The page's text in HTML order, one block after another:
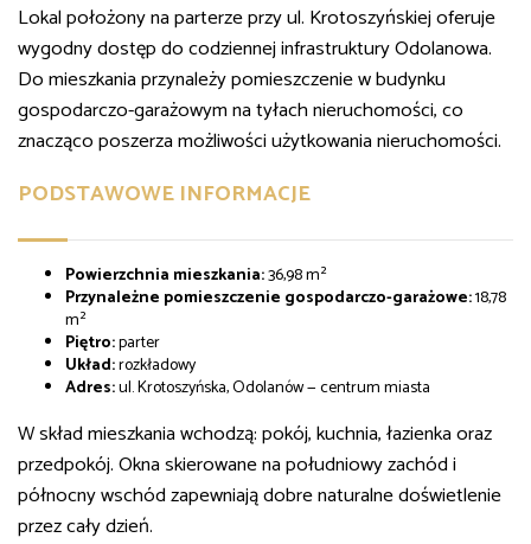
Lokal położony na parterze przy ul. Krotoszyńskiej oferuje
wygodny dostęp do codziennej infrastruktury Odolanowa.
Do mieszkania przynależy pomieszczenie w budynku
gospodarczo-garażowym na tyłach nieruchomości, co
znacząco poszerza możliwości użytkowania nieruchomości.
PODSTAWOWE INFORMACJE
Powierzchnia mieszkania:36,98 m²
Przynależne pomieszczenie gospodarczo-garażowe:18,78
m²
Piętro:parter
Układ:rozkładowy
Adres:ul. Krotoszyńska, Odolanów — centrum miasta
W skład mieszkania wchodzą: pokój, kuchnia, łazienka oraz
przedpokój. Okna skierowane na południowy zachód i
północny wschód zapewniają dobre naturalne doświetlenie
przez cały dzień.